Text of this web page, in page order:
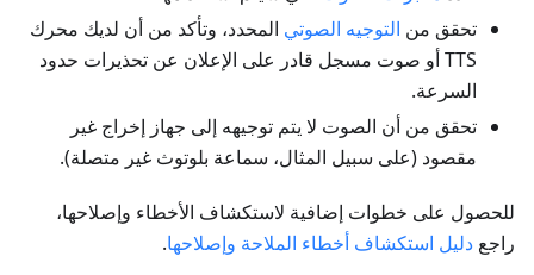
تحقق من التوجيه الصوتي المحدد، وتأكد من أن لديك محرك
TTS أو صوت مسجل قادر على الإعلان عن تحذيرات حدود
السرعة.
تحقق من أن الصوت لا يتم توجيهه إلى جهاز إخراج غير
مقصود (على سبيل المثال، سماعة بلوتوث غير متصلة).
للحصول على خطوات إضافية لاستكشاف الأخطاء وإصلاحها،
راجع دليل استكشاف أخطاء الملاحة وإصلاحها.